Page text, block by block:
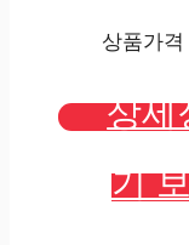
상품가
상세
기